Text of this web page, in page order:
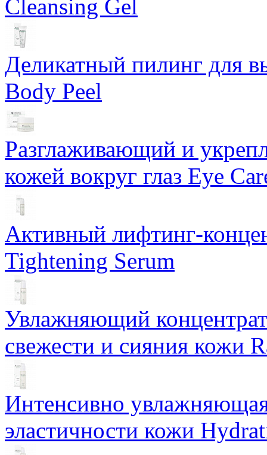
Cleansing Gel
Деликатный пилинг для
Body Peel
Разглаживающий и
кожей вокруг глаз Eye
Активный лифтинг-
Tightening Serum
Увлажняющий
свежести и сияния кожи
Интенсивно
эластичности кожи